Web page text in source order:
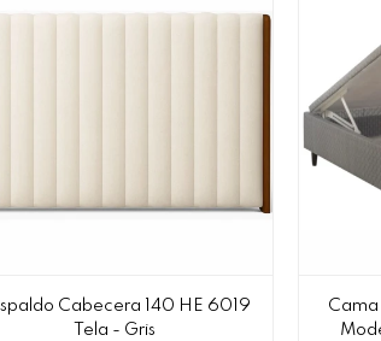
Cabecera 140 HE 6019
Tela - Gris
Cama